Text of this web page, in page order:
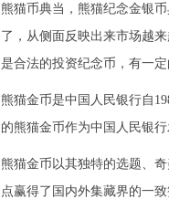
熊猫币典当，熊猫纪念金银
了，从侧面反映出来市场越
是合法的投资纪念币，有一
熊猫金币是中国人民银行自
的熊猫金币作为中国人民银行
熊猫金币以其独特的选题、
点赢得了国内外集藏界的一致